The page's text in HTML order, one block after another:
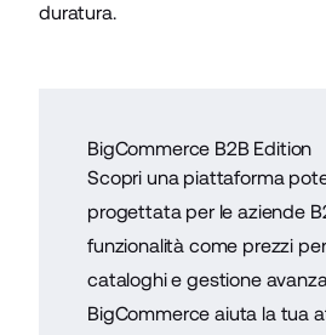
duratura.
BigCommerce B2B Edition
Scopri una piattaforma
progettata per le aziende
funzionalità come prezzi
cataloghi e gestione
BigCommerce aiuta la tua